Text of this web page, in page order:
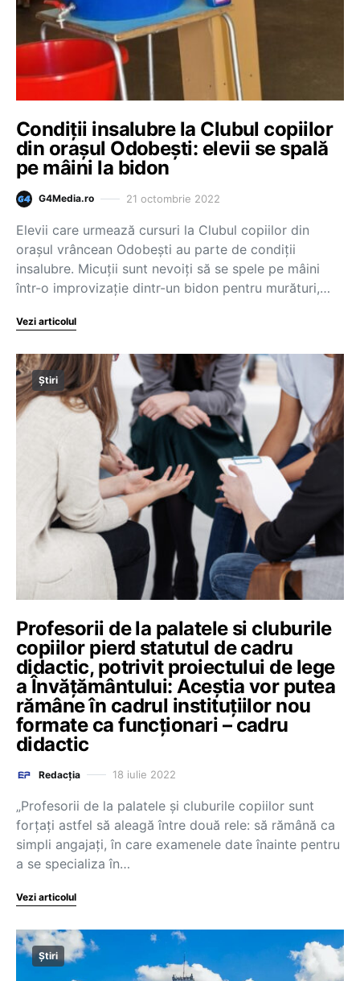
Condiții insalubre la Clubul copiilor
din orașul Odobești: elevii se spală
pe mâini la bidon
G4Media.ro 21 octombrie 2022
Elevii care urmează cursuri la Clubul copiilor din
orașul vrâncean Odobești au parte de condiții
insalubre. Micuții sunt nevoiți să se spele pe mâini
într-o improvizație dintr-un bidon pentru murături,…
Vezi articolul
Știri
Profesorii de la palatele si cluburile
copiilor pierd statutul de cadru
didactic, potrivit proiectului de lege
a Învățământului: Aceștia vor putea
rămâne în cadrul instituțiilor nou
formate ca funcționari – cadru
didactic
Redacția 18 iulie 2022
„Profesorii de la palatele și cluburile copiilor sunt
forțați astfel să aleagă între două rele: să rămână ca
simpli angajați, în care examenele date înainte pentru
a se specializa în…
Vezi articolul
Știri